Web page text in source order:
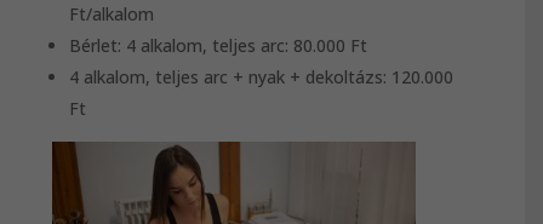
Ft/alkalom
Bérlet: 4 alkalom, teljes arc: 80.000 Ft
4 alkalom, teljes arc + nyak + dekoltázs: 120.000
Ft